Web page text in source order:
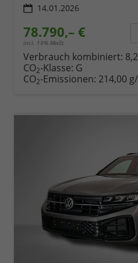
14.01.2026
78.790,– €
incl. 19% MwSt.
Verbrauch kombiniert:
CO2-Klasse: G
CO2-Emissionen: 214,00